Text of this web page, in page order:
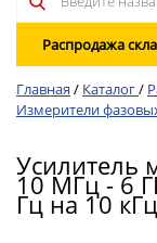
Распродажа
Главная / Каталог/
Измерители
Усилитель
10 МГц - 6
Гц на 10 кГц